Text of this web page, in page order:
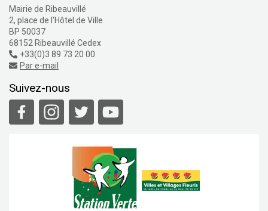
Mairie de Ribeauvillé
2, place de l'Hôtel de Ville
BP 50037
68152 Ribeauvillé Cedex
+33(0)3 89 73 20 00
Par e-mail
Suivez-nous